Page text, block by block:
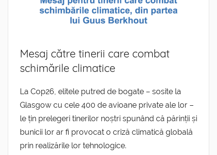
Mesaj către tinerii care combat
schimările climatice
La Cop26, elitele putred de bogate – sosite la
Glasgow cu cele 400 de avioane private ale lor –
le țin prelegeri tinerilor noștri spunând că părinții și
bunicii lor ar fi provocat o criză climatică globală
prin realizările lor tehnologice.